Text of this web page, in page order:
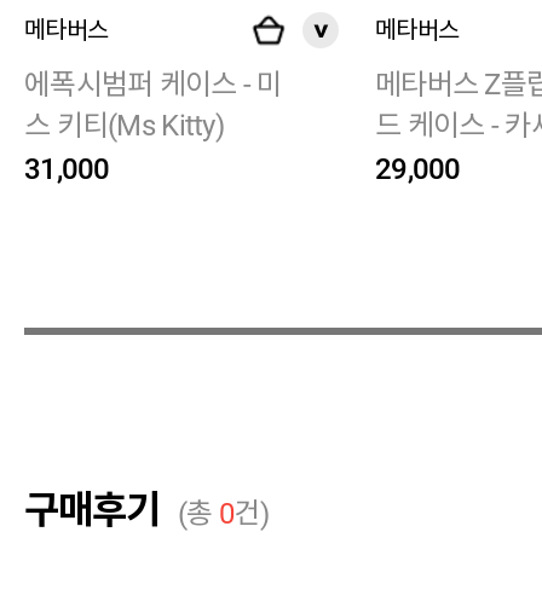
메타버스
에폭시범퍼 케이스 - 미
스 키티(Ms Kitty)
31,000
메타버스
메타버스 Z플
드 케이스 - 카
이어
29,000
구매후기 (총 0건)